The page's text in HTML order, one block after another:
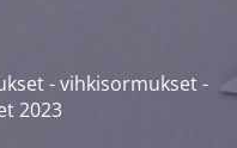
- vihkisormukset -
2023